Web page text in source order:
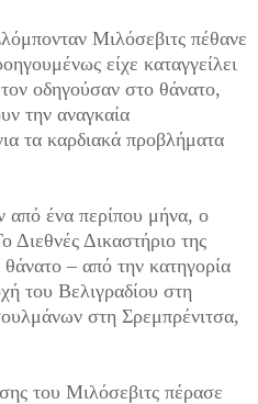
Μιλόσεβιτς πέθανε
είχε καταγγείλει
οδηγούσαν στο θάνατο,
την αναγκαία
τα καρδιακά προβλήματα
από ένα περίπου μήνα, ο
Δικαστήριο της
– από την κατηγορία
του Βελιγραδίου στη
στη Σρεμπρένιτσα,
του Μιλόσεβιτς πέρασε